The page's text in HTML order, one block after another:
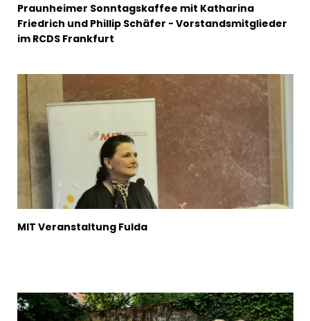
Praunheimer Sonntagskaffee mit Katharina
Friedrich und Phillip Schäfer - Vorstandsmitglieder
im RCDS Frankfurt
MIT Veranstaltung Fulda